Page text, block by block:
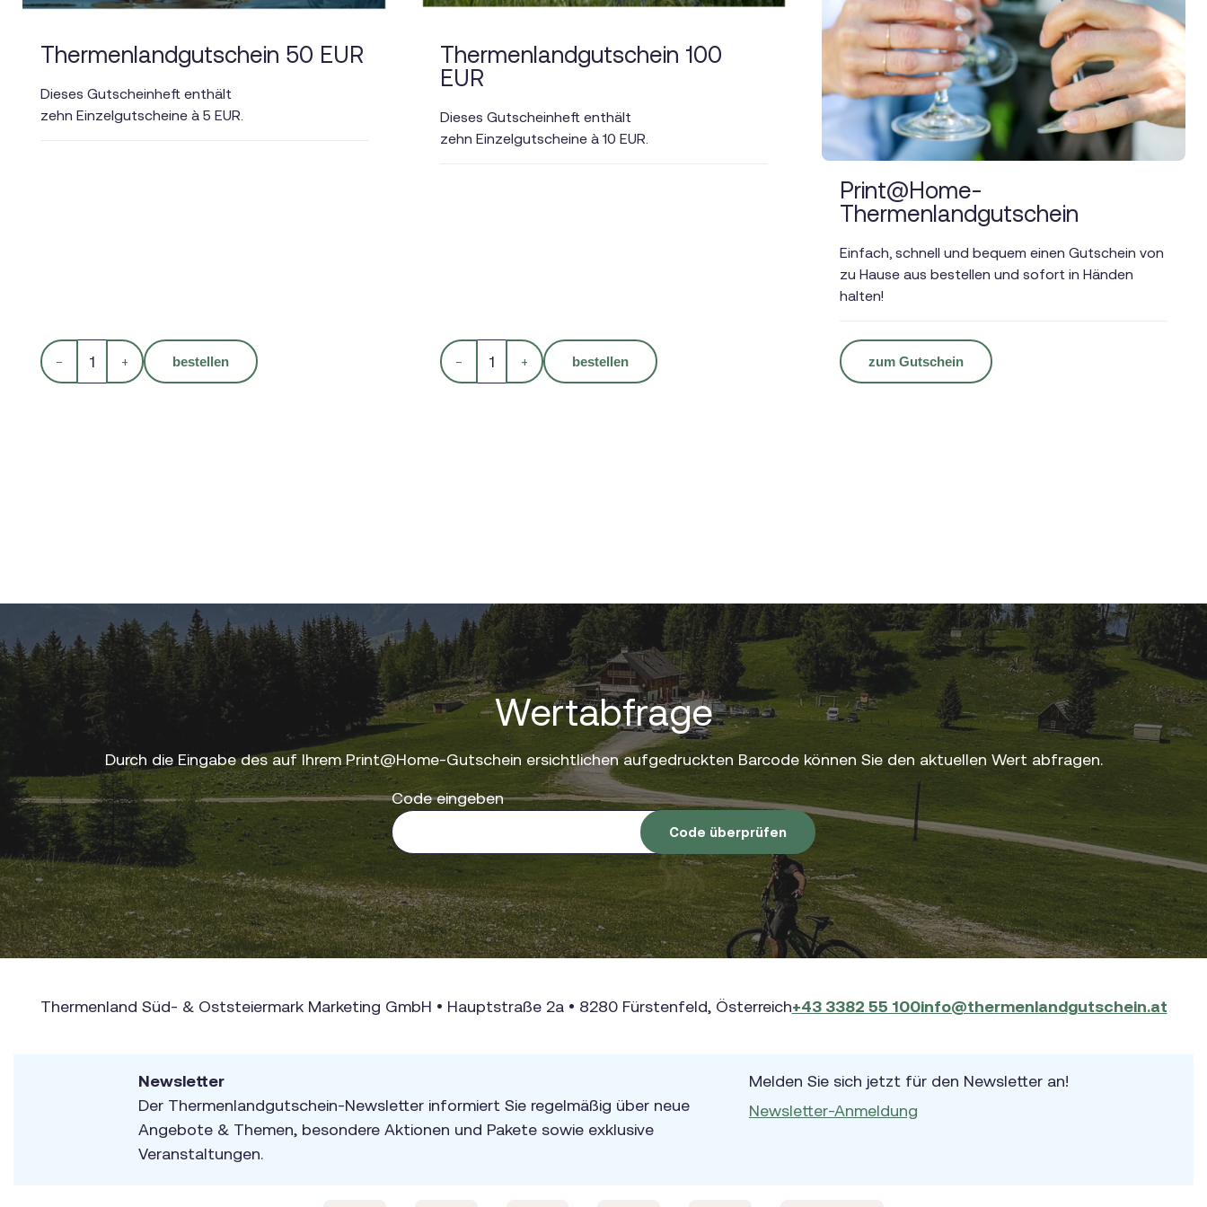
Thermenlandgutschein 50 EUR
Dieses Gutscheinheft enthält
zehn Einzelgutscheine à 5 EUR.
− + bestellen
Thermenlandgutschein 100
EUR
Dieses Gutscheinheft enthält
zehn Einzelgutscheine à 10 EUR.
− + bestellen
Print@Home-
Thermenlandgutschein
Einfach, schnell und bequem einen Gutschein von
zu Hause aus bestellen und sofort in Händen
halten!
zum Gutschein
Wertabfrage
Durch die Eingabe des auf Ihrem Print@Home-Gutschein ersichtlichen aufgedruckten Barcode können Sie den aktuellen Wert abfragen.
Code eingeben
Code überprüfen
Thermenland Süd- & Oststeiermark Marketing GmbH • Hauptstraße 2a • 8280 Fürstenfeld, Österreich+43 3382 55 100info@thermenlandgutschein.at
Newsletter
Der Thermenlandgutschein-Newsletter informiert Sie regelmäßig über neue
Angebote & Themen, besondere Aktionen und Pakete sowie exklusive
Veranstaltungen.
Melden Sie sich jetzt für den Newsletter an!
Newsletter-Anmeldung